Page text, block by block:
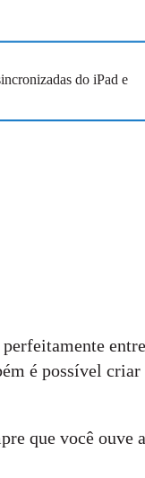
do iPad e
é possível criar
que você ouve a